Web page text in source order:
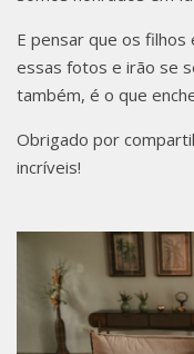
E pensar que os
essas fotos e irão se
também, é o que
Obrigado por
incríveis!